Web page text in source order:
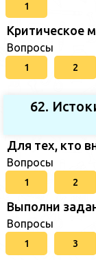
1
Критическое
Вопросы
1 2
62.
Для тех, кто
Вопросы
1 2
Выполни
Вопросы
1 3